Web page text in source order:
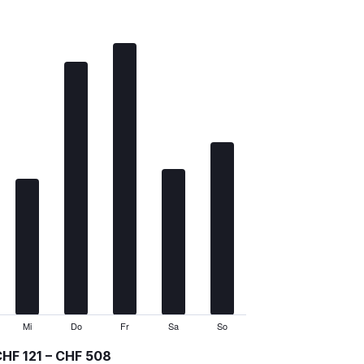
Mi Do Fr Sa So
121 – CHF 508